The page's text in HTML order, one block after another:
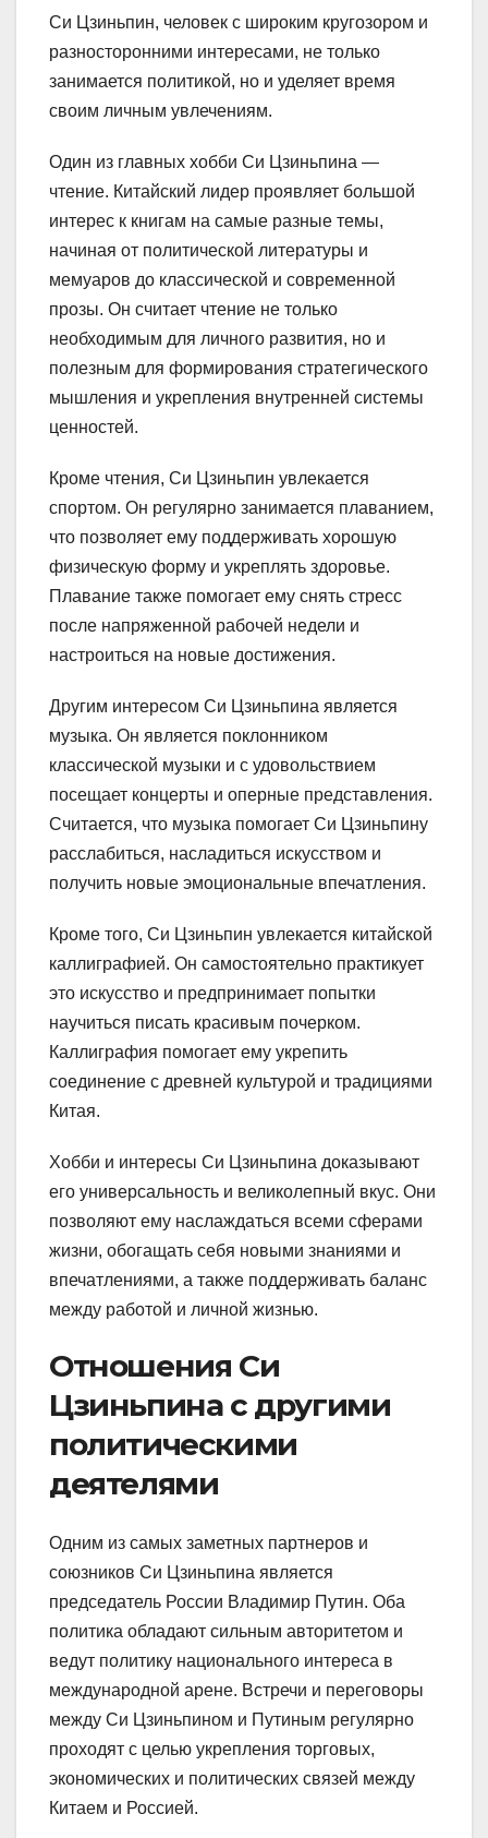
Си Цзиньпин, человек с широким кругозором и
разносторонними интересами, не только
занимается политикой, но и уделяет время
своим личным увлечениям.
Один из главных хобби Си Цзиньпина —
чтение. Китайский лидер проявляет большой
интерес к книгам на самые разные темы,
начиная от политической литературы и
мемуаров до классической и современной
прозы. Он считает чтение не только
необходимым для личного развития, но и
полезным для формирования стратегического
мышления и укрепления внутренней системы
ценностей.
Кроме чтения, Си Цзиньпин увлекается
спортом. Он регулярно занимается плаванием,
что позволяет ему поддерживать хорошую
физическую форму и укреплять здоровье.
Плавание также помогает ему снять стресс
после напряженной рабочей недели и
настроиться на новые достижения.
Другим интересом Си Цзиньпина является
музыка. Он является поклонником
классической музыки и с удовольствием
посещает концерты и оперные представления.
Считается, что музыка помогает Си Цзиньпину
расслабиться, насладиться искусством и
получить новые эмоциональные впечатления.
Кроме того, Си Цзиньпин увлекается китайской
каллиграфией. Он самостоятельно практикует
это искусство и предпринимает попытки
научиться писать красивым почерком.
Каллиграфия помогает ему укрепить
соединение с древней культурой и традициями
Китая.
Хобби и интересы Си Цзиньпина доказывают
его универсальность и великолепный вкус. Они
позволяют ему наслаждаться всеми сферами
жизни, обогащать себя новыми знаниями и
впечатлениями, а также поддерживать баланс
между работой и личной жизнью.
Отношения Си
Цзиньпина с другими
политическими
деятелями
Одним из самых заметных партнеров и
союзников Си Цзиньпина является
председатель России Владимир Путин. Оба
политика обладают сильным авторитетом и
ведут политику национального интереса в
международной арене. Встречи и переговоры
между Си Цзиньпином и Путиным регулярно
проходят с целью укрепления торговых,
экономических и политических связей между
Китаем и Россией.